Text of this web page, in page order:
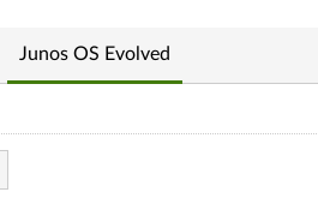
Junos OS Evolved